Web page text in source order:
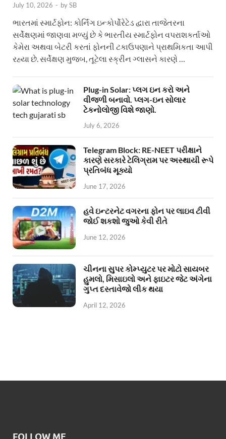
July 10, 2026 - bySB
ભારતમાં સ્માર્ટફોન: કોર્નિંગ ઇન્કોર્પોરેટેડ દ્વારા તાજેતરના
સર્વેક્ષણમાં જાણવા મળ્યું છે કે ભારતીય સ્માર્ટફોન વપરાશકર્તાઓ
કેમેરા અથવા બેટરી કરતાં ફોનની ટકાઉપણાને પ્રાથમિકતા આપી
રહ્યા છે. સર્વેક્ષણ મુજબ, તૂટેલા સ્ક્રીન ગ્લાસને કારણે …
Plug-in Solar: પ્લગ ઇન કરો અને
વીજળી બનાવો. પ્લગ-ઇન સોલાર
ટેકનોલોજી વિશે જાણો.
July 6, 2026
Telegram Block: RE-NEET પરીક્ષાને
કારણે સરકારે ટેલિગ્રામ પર અસ્થાયી રૂપે
પ્રતિબંધ મૂક્યો
June 17, 2026
હવે ઇન્ટરનેટ વગરના ફોન પર લાઇવ ટીવી
જોઈ શકશો જુઓ કેવી રીતે
June 12, 2026
ચીનના સુપર કોમ્પ્યુટર પર મોટો સાયબર
હુમલો, મિસાઇલો અને ફાઇટર જેટ અંગેના
ગુપ્ત દસ્તાવેજો લીક થયા
April 12, 2026
FOLLOW ME